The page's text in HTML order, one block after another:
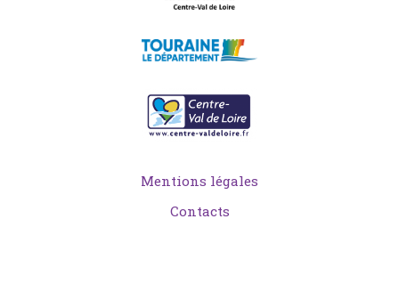
Mentions légales
Contacts